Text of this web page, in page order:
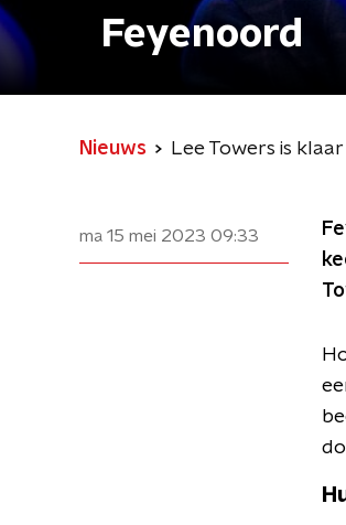
Feyenoord
Nieuws Lee Towers is
ma 15 mei 2023 09:33